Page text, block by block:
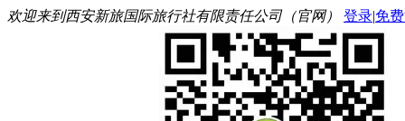
欢迎来到西安新旅国际旅行社有限责任公司（官网） 登录|免